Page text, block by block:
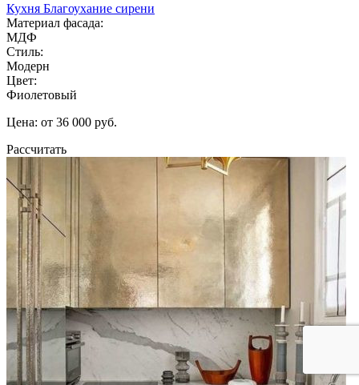
Кухня Благоухание сирени
Материал фасада:
МДФ
Стиль:
Модерн
Цвет:
Фиолетовый
Цена: от 36 000 руб.
Рассчитать